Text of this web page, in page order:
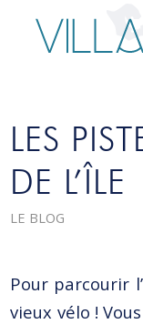
LES
DE L’ÎLE
LE BLOG
Pour parcourir
vieux vélo !